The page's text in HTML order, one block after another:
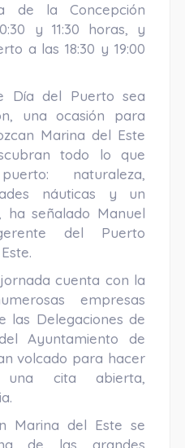
de la Concepción
y 11:30 horas, y
a las 18:30 y 19:00
Día del Puerto sea
una ocasión para
Marina del Este
todo lo que
naturaleza,
náuticas y un
ha señalado Manuel
del Puerto
cuenta con la
empresas
las Delegaciones de
Ayuntamiento de
volcado para hacer
cita abierta,
Marina del Este se
de las grandes